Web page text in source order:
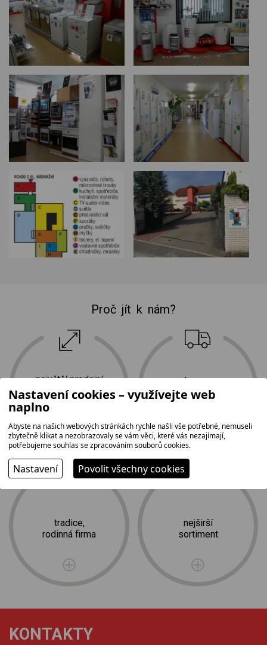
Proč jít k nám?
největší prodejní
plocha na Vysočině
2
tradice,
rodinná firma
doprava
a profesionální
instalace zdarma
nejširší
sortiment
KONTAKTY
Nastavení cookies – využívejte web
naplno
Abyste na našich webových stránkách rychle našli vše potřebné, nemuseli
zbytečně klikat a nezobrazovaly se vám věci, které vás nezajímají,
potřebujeme souhlas se zpracováním souborů cookies.
Nastavení Povolit všechny cookies